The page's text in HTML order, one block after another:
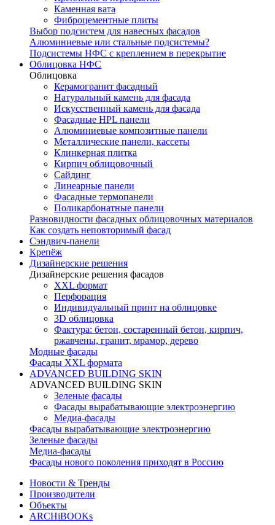
Каменная вата
Фиброцементные плиты
Выбор подсистем для навесных фасадов
Алюминиевые или стальные подсистемы?
Подсистемы НФС с креплением в перекрытие
Облицовка НФС
Облицовка
Керамогранит фасадный
Натуральный камень для фасада
Искусственный камень для фасада
Фасадные HPL панели
Алюминиевые композитные панели
Металлические панели, кассеты
Клинкерная плитка
Кирпич облицовочный
Сайдинг
Линеарные панели
Фасадные термопанели
Поликарбонатные панели
Разновидности фасадных облицовочных материалов
Как создать неповторимый фасад
Сэндвич-панели
Крепёж
Дизайнерские решения
Дизайнерские решения фасадов
XXL формат
Перфорация
Индивидуальный принт на облицовке
3D облицовка
Фактура: бетон, состаренный бетон, кирпич,
ржавчены, гранит, мрамор, дерево
Модные фасады
Фасады XXL формата
ADVANCED BUILDING SKIN
ADVANCED BUILDING SKIN
Зеленые фасады
Фасады вырабатывающие электроэнергию
Медиа-фасады
Фасады вырабатывающие электроэнергию
Зеленые фасады
Медиа-фасады
Фасады нового поколения приходят в Россию
Новости & Тренды
Производители
Объекты
ARCHiBOOKs